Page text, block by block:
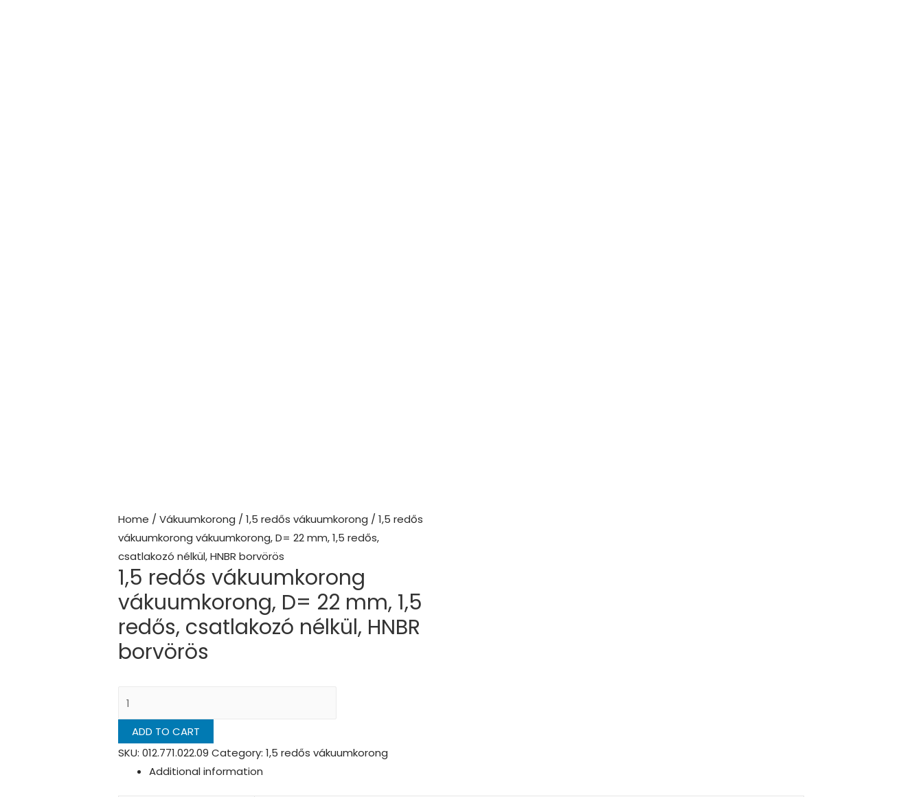
Home /Vákuumkorong /1,5 redős vákuumkorong / 1,5 redős
vákuumkorong vákuumkorong, D= 22 mm, 1,5 redős,
csatlakozó nélkül, HNBR borvörös
1,5 redős vákuumkorong
vákuumkorong, D= 22 mm, 1,5
redős, csatlakozó nélkül, HNBR
borvörös
vákuumkorong
vákuumkorong,
ADD TO CART
SKU:012.771.022.09 Category:1,5 redős vákuumkorong
Additional information